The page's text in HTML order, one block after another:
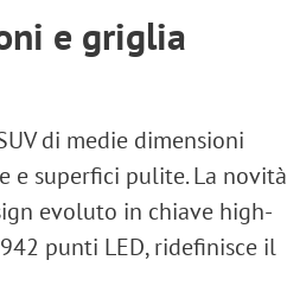
e griglia
di medie dimensioni
e superfici pulite. La novità
evoluto in chiave high-
punti LED, ridefinisce il